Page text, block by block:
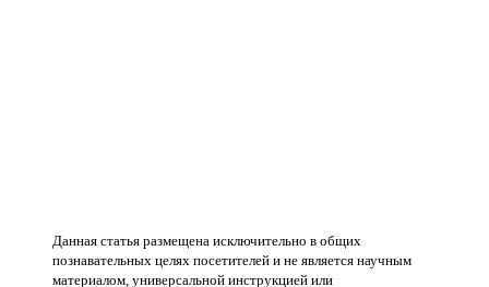
Данная статья размещена исключительно в общих
познавательных целях посетителей и не является научным
материалом, универсальной инструкцией или